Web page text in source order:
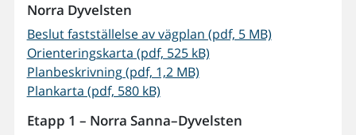
Norra Dyvelsten
Beslut fastställelse av vägplan (pdf, 5 MB)
Orienteringskarta (pdf, 525 kB)
Planbeskrivning (pdf, 1,2 MB)
Plankarta (pdf, 580 kB)
Etapp 1 – Norra Sanna–Dyvelsten